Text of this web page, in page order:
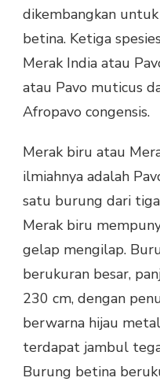
dikembangkan
betina. Ketiga
Merak India atau
atau Pavo muticus
Afropavo congensis.
Merak biru atau
ilmiahnya adalah
satu burung dari
Merak biru
gelap mengilap.
berukuran besar,
230 cm, dengan
berwarna hijau
terdapat jambul
Burung betina